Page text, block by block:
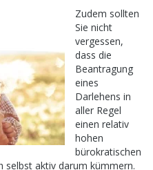
Zudem sollten
Sie nicht
vergessen,
dass die
Beantragung
eines
Darlehens in
aller Regel
einen relativ
hohen
bürokratischen
selbst aktiv darum kümmern.